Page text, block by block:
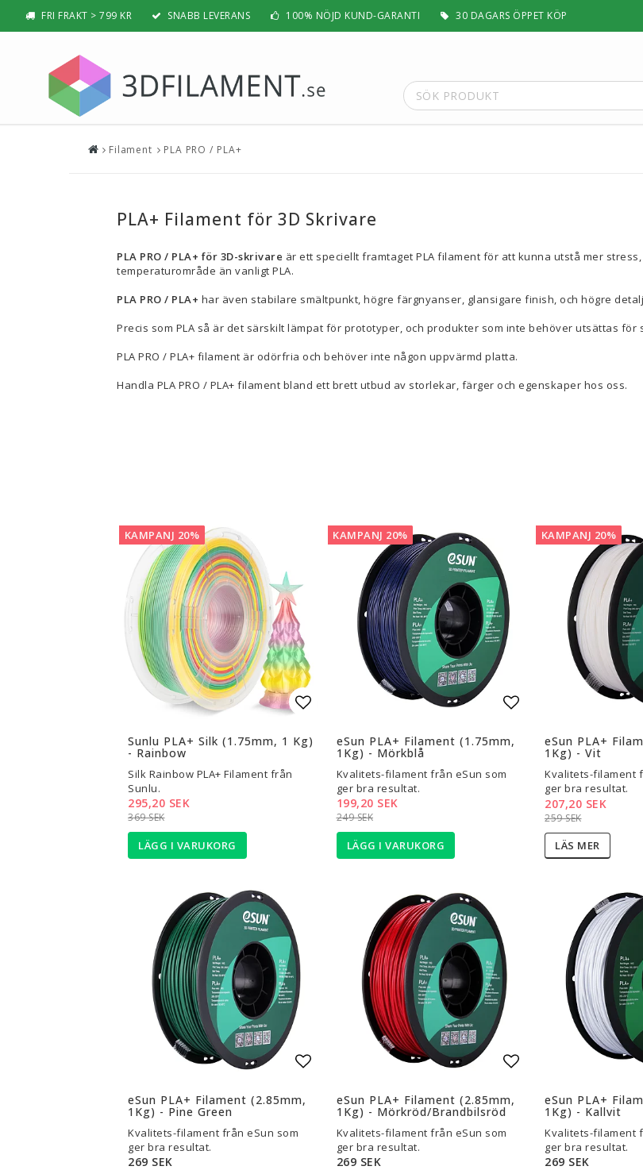
FRI FRAKT > 799 KR SNABB LEVERANS 100% NÖJD KUND-GARANTI 30 DAGARS ÖPPET KÖP
ABS
PETG
HIPS / PVA / ASA
Nylon
Lättvikt
Rengörande
Resin
Filament PLA PRO / PLA+
PLA+ Filament för 3D Skrivare
PLA PRO / PLA+ för 3D-skrivare är ett speciellt framtaget PLA filament för att kunna utstå mer
temperaturområde än vanligt PLA.
PLA PRO / PLA+ har även stabilare smältpunkt, högre färgnyanser, glansigare finish, och högre
Precis som PLA så är det särskilt lämpat för prototyper, och produkter som inte behöver utsättas för
PLA PRO / PLA+ filament är odörfria och behöver inte någon uppvärmd platta.
Handla PLA PRO / PLA+ filament bland ett brett utbud av storlekar, färger och egenskaper hos oss.
KAMPANJ 20%
Sunlu PLA+ Silk (1.75mm, 1 Kg)
- Rainbow
Silk Rainbow PLA+ Filament från
Sunlu.
369 SEK
295,20 SEK
LÄGG I VARUKORG
KAMPANJ 20%
eSun PLA+ Filament (1.75mm,
1Kg) - Mörkblå
Kvalitets-filament från eSun som
ger bra resultat.
249 SEK
199,20 SEK
LÄGG I VARUKORG
KAMPANJ 20%
eSun PLA+
1Kg) - Vit
Kvalitets-filament
ger bra resultat.
259 SEK
207,20 SEK
LÄS MER
eSun PLA+ Filament (2.85mm,
1Kg) - Pine Green
Kvalitets-filament från eSun som
ger bra resultat.
269 SEK
eSun PLA+ Filament (2.85mm,
1Kg) - Mörkröd/Brandbilsröd
Kvalitets-filament från eSun som
ger bra resultat.
269 SEK
eSun PLA+
1Kg) - Kallvit
Kvalitets-filament
ger bra resultat.
269 SEK